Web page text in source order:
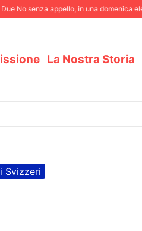
senza appello, in una domenica
La Nostra Storia
Svizzeri